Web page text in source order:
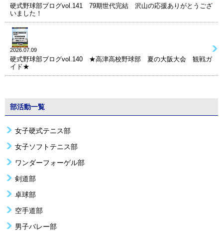
硬式野球部ブログvol.141 79期世代完結 沢山の応援ありがとうござ
いました！
2026.07.09
硬式野球部ブログvol.140 ★高津高校野球部 夏の大阪大会 観戦ガ
イド★
部活動一覧
女子硬式テニス部
女子ソフトテニス部
ワンダーフォーゲル部
剣道部
卓球部
空手道部
男子バレー部